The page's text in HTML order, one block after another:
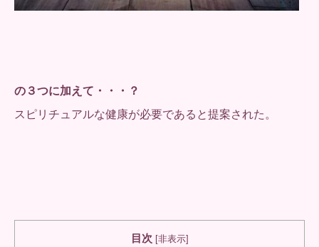
の３つに加えて・・・？
スピリチュアルな健康が必要であると提案された。
目次 [非表示]